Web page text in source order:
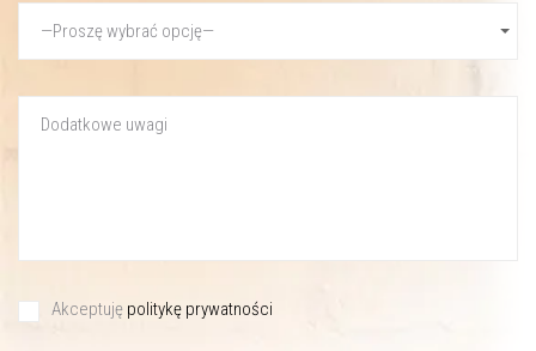
Akceptuję politykę prywatności